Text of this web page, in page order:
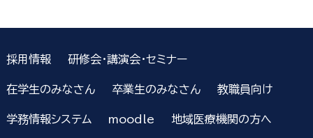
採用情報 研修会・講演会・セミナー
在学生のみなさん 卒業生のみなさん 教職員向け
学務情報システム moodle 地域医療機関の方へ